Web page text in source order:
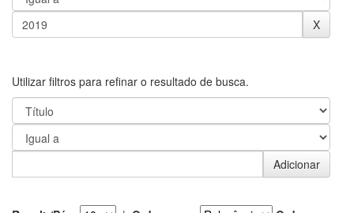
Utilizar filtros para refinar o resultado de busca.